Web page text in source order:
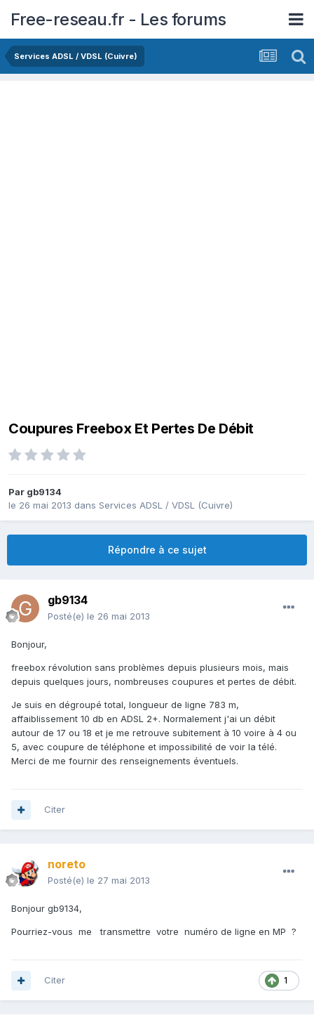
Free-reseau.fr - Les forums
Services ADSL / VDSL (Cuivre)
Coupures Freebox Et Pertes De Débit
Par gb9134
le 26 mai 2013 dans Services ADSL / VDSL (Cuivre)
Répondre à ce sujet
gb9134
Posté(e) le 26 mai 2013
Bonjour,
freebox révolution sans problèmes depuis plusieurs mois, mais
depuis quelques jours, nombreuses coupures et pertes de débit.
Je suis en dégroupé total, longueur de ligne 783 m,
affaiblissement 10 db en ADSL 2+. Normalement j'ai un débit
autour de 17 ou 18 et je me retrouve subitement à 10 voire à 4 ou
5, avec coupure de téléphone et impossibilité de voir la télé.
Merci de me fournir des renseignements éventuels.
Citer
noreto
Posté(e) le 27 mai 2013
Bonjour gb9134,
Pourriez-vous me transmettre votre numéro de ligne en MP ?
1
Citer